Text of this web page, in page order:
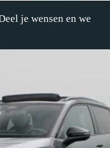
je wensen en we